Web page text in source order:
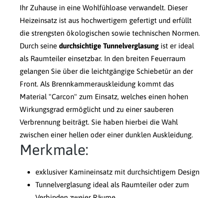
Ihr Zuhause in eine Wohlfühloase verwandelt. Dieser
Heizeinsatz ist aus hochwertigem gefertigt und erfüllt
die strengsten ökologischen sowie technischen Normen.
Durch seine durchsichtige Tunnelverglasung ist er ideal
als Raumteiler einsetzbar. In den breiten Feuerraum
gelangen Sie über die leichtgängige Schiebetür an der
Front. Als Brennkammerauskleidung kommt das
Material "Carcon" zum Einsatz, welches einen hohen
Wirkungsgrad ermöglicht und zu einer sauberen
Verbrennung beiträgt. Sie haben hierbei die Wahl
zwischen einer hellen oder einer dunklen Auskleidung.
Merkmale:
exklusiver Kamineinsatz mit durchsichtigem Design
Tunnelverglasung ideal als Raumteiler oder zum